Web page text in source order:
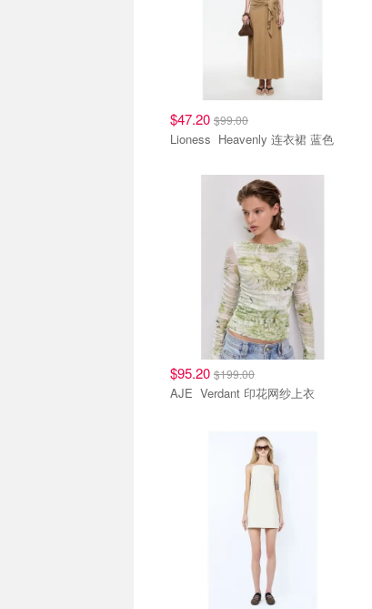
$47.20 $99.00
Lioness Heavenly 连衣裙 蓝色
$95.20 $199.00
AJE Verdant 印花网纱上衣